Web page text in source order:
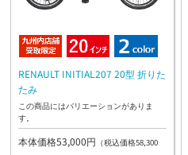
RENAULT INITIAL207 20型 折りた
たみ
この商品にはバリエーションがありま
す。
本体価格53,000円 （税込価格58,300